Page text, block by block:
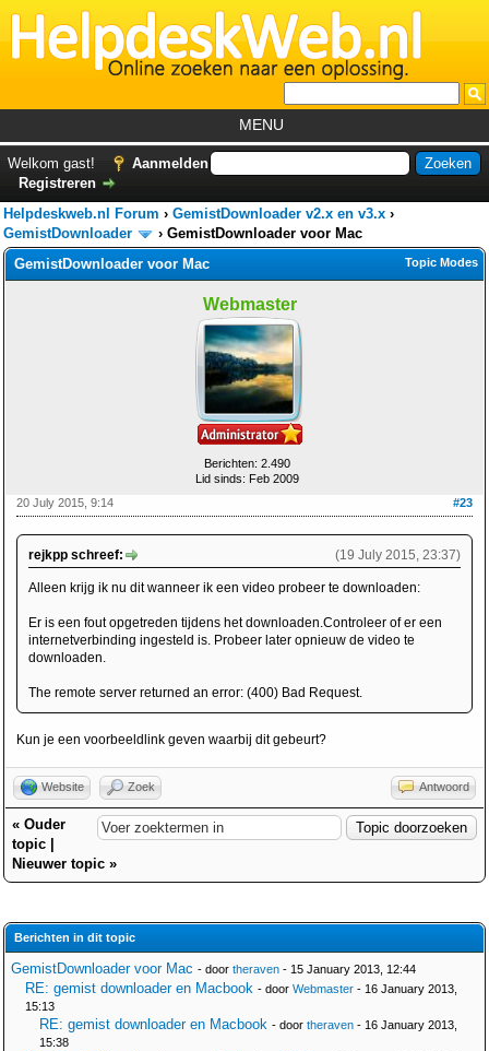
MENU
Foutcodes
GemistDownloader
Forum
Welkom gast!
Aanmelden
Registreren
Helpdeskweb.nl Forum › GemistDownloader v2.x en v3.x ›
GemistDownloader
› GemistDownloader voor Mac
Topic Modes
GemistDownloader voor Mac
Webmaster
Berichten: 2.490
Lid sinds: Feb 2009
#23
20 July 2015, 9:14
(19 July 2015, 23:37)
rejkpp schreef:
Alleen krijg ik nu dit wanneer ik een video probeer te downloaden:
Er is een fout opgetreden tijdens het downloaden.Controleer of er een
internetverbinding ingesteld is. Probeer later opnieuw de video te
downloaden.
The remote server returned an error: (400) Bad Request.
Kun je een voorbeeldlink geven waarbij dit gebeurt?
Website Zoek Antwoord
« Ouder
topic
Nieuwer topic »
Berichten in dit topic
GemistDownloader voor Mac - door theraven - 15 January 2013, 12:44
RE: gemist downloader en Macbook - door Webmaster - 16 January 2013,
15:13
RE: gemist downloader en Macbook - door theraven - 16 January 2013,
15:38